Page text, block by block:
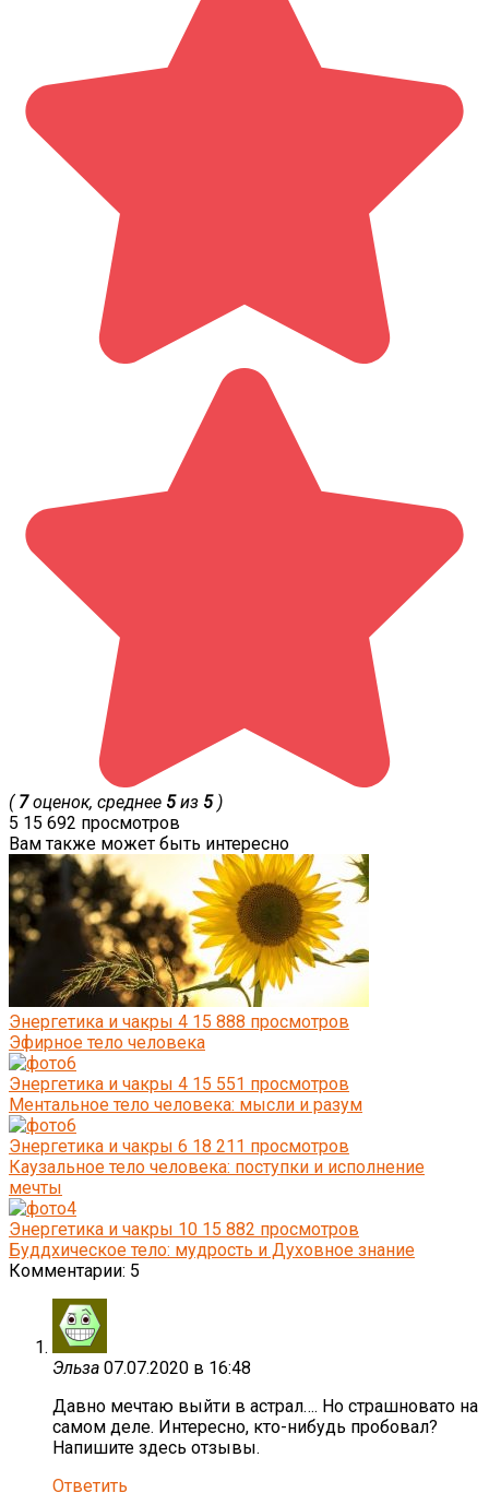
( 7оценок, среднее 5из 5)
5 15 692 просмотров
Вам также может быть интересно
Энергетика и чакры 4 15 888 просмотров
Эфирное тело человека
Энергетика и чакры 4 15 551 просмотров
Ментальное тело человека: мысли и разум
Энергетика и чакры 6 18 211 просмотров
Каузальное тело человека: поступки и исполнение
мечты
Энергетика и чакры 10 15 882 просмотров
Буддхическое тело: мудрость и Духовное знание
Комментарии: 5
Эльза 07.07.2020 в 16:48
Давно мечтаю выйти в астрал…. Но страшновато на
самом деле. Интересно, кто-нибудь пробовал?
Напишите здесь отзывы.
Ответить